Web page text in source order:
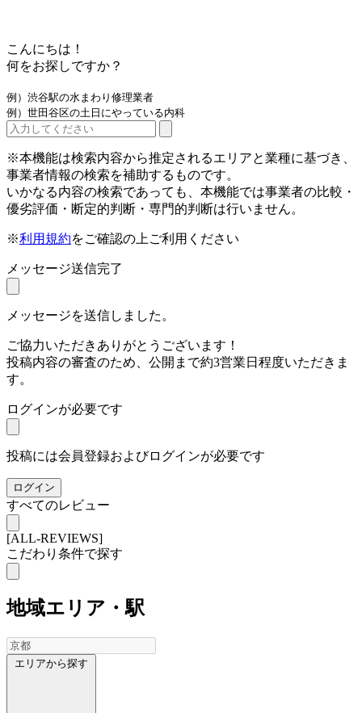
こんにちは！
何をお探しですか？
例）渋谷駅の水まわり修理業者
例）世田谷区の土日にやっている内科
※本機能は検索内容から推定されるエリアと業種に基づき、
事業者情報の検索を補助するものです。
いかなる内容の検索であっても、本機能では事業者の比較・
優劣評価・断定的判断・専門的判断は行いません。
※利用規約をご確認の上ご利用ください
メッセージ送信完了
メッセージを送信しました。
ご協力いただきありがとうございます！
投稿内容の審査のため、公開まで約3営業日程度いただきま
す。
ログインが必要です
投稿には会員登録およびログインが必要です
ログイン
すべてのレビュー
[ALL-REVIEWS]
こだわり条件で探す
地域エリア・駅
エリアから探す